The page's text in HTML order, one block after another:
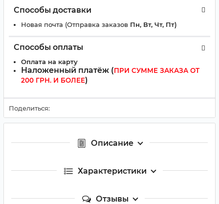
Способы доставки
Новая почта (Отправка заказов Пн, Вт, Чт, Пт)
Способы оплаты
Оплата на карту
Наложенный платёж (ПРИ СУММЕ ЗАКАЗА ОТ
200 ГРН. И БОЛЕЕ)
Поделиться:
Описание
Характеристики
Отзывы